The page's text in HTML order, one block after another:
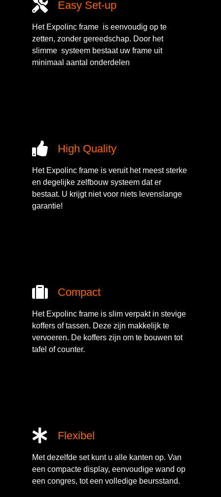
Easy Set-up
Het Expolinc frame is eenvoudig op te
zetten, zonder gereedschap. Door het
slimme systeem bestaat uw frame uit
minimaal aantal onderdelen
High Quality
Het Expolinc frame is veruit het meest sterke
en degelijke zelfbouw systeem dat er
bestaat. U krijgt niet voor niets levenslange
garantie!
Compact
Het Expolinc frame is slim verpakt in stevige
koffers of tassen. Deze zijn makkelijk te
vervoeren. De koffers zijn om te bouwen tot
tafel of counter.
Flexibel
Met dezelfde set kunt u alle kanten op. Van
een compacte display, eenvoudige wand op
een congres, tot een volledige beursstand.